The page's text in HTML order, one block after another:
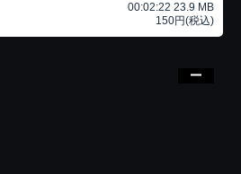
00:02:22 23.9 MB
150円(税込)